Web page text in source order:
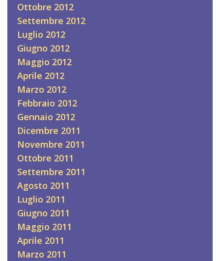
Ottobre 2012
Settembre 2012
Luglio 2012
Giugno 2012
Maggio 2012
Aprile 2012
Marzo 2012
Febbraio 2012
Gennaio 2012
Dicembre 2011
Novembre 2011
Ottobre 2011
Settembre 2011
Agosto 2011
Luglio 2011
Giugno 2011
Maggio 2011
Aprile 2011
Marzo 2011